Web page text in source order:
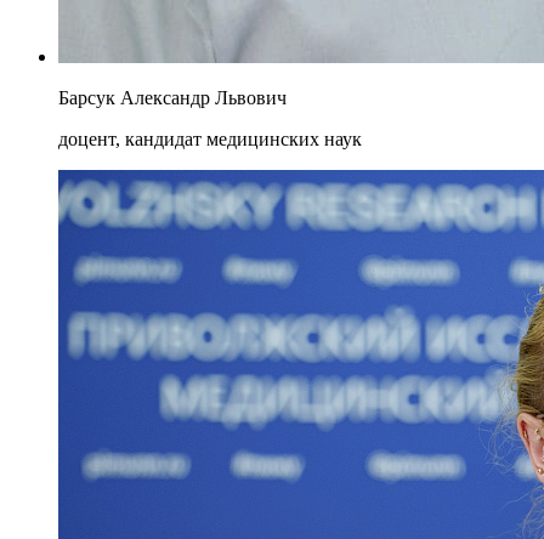
Барсук Александр Львович
доцент, кандидат медицинских наук